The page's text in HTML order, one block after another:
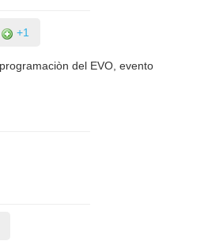
+1
del EVO, evento